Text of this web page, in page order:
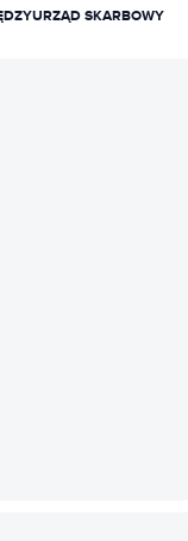
URZĄD SKARBOWY